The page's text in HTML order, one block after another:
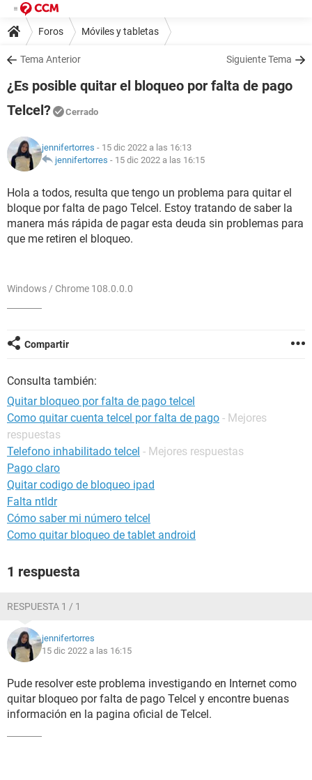
Foros Móviles y tabletas
Tema Anterior Siguiente Tema
¿Es posible quitar el bloqueo por falta de pago
Telcel?
Cerrado
jennifertorres - 15 dic 2022 a las 16:13
jennifertorres - 15 dic 2022 a las 16:15
Hola a todos, resulta que tengo un problema para quitar el
bloque por falta de pago Telcel. Estoy tratando de saber la
manera más rápida de pagar esta deuda sin problemas para
que me retiren el bloqueo.
Windows / Chrome 108.0.0.0
Compartir
Consulta también:
Quitar bloqueo por falta de pago telcel
Como quitar cuenta telcel por falta de pago - Mejores
respuestas
Telefono inhabilitado telcel - Mejores respuestas
Pago claro
Quitar codigo de bloqueo ipad
Falta ntldr
Cómo saber mi número telcel
Como quitar bloqueo de tablet android
1 respuesta
RESPUESTA 1 / 1
jennifertorres
15 dic 2022 a las 16:15
Pude resolver este problema investigando en Internet como
quitar bloqueo por falta de pago Telcel y encontre buenas
información en la pagina oficial de Telcel.